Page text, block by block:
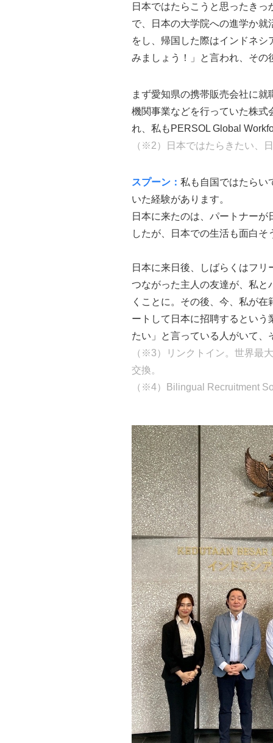
日本ではたらこうと思ったき
で、日本の大学院への進学か
をし、帰国した際はインドネ
みましょう！」と言われ、その
まず愛知県の携帯販売会社に
機関事業などを行っていた株式
れ、私もPERSOL Global
（※2）日本ではたらきたい、
スプーン： 私も自国ではたらい
いた経験があります。
日本に来たのは、パートナー
したが、日本での生活も面白
日本に来日後、しばらくはフ
つながった主人の友達が、私
くことに。その後、今、私が
ートして日本に招聘するとい
たい」と言っている人がいて
（※3）リンクトイン。世界最
交換。
（※4）Bilingual Recruitment